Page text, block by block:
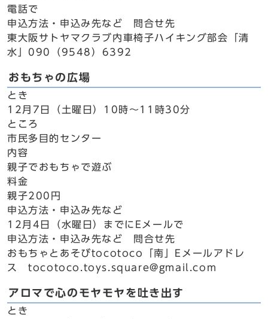
電話で
申込方法・申込み先など 問合せ先
東大阪サトヤマクラブ内車椅子ハイキング部会「清
水」090（9548）6392
おもちゃの広場
とき
12月7日（土曜日）10時～11時30分
ところ
市民多目的センター
内容
親子でおもちゃで遊ぶ
料金
親子200円
申込方法・申込み先など
12月4日（水曜日）までにEメールで
申込方法・申込み先など 問合せ先
おもちゃとあそびtocotoco「南」Eメールアドレ
ス tocotoco.toys.square@gmail.com
アロマで心のモヤモヤを吐き出す
とき